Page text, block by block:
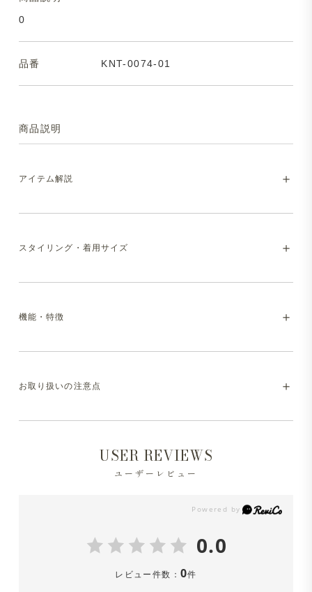
0
品番 KNT-0074-01
商品説明
アイテム解説
シンプルなのに、さりげなく洒落て見える半
スーピマコットンの強撚糸で編まれた生地は程よく光沢感
首元に沿うように設計することで、シンプルながらも洗練
スタイリング・着用サイズ
・着用アイテム:Surf Knit クルーネック 半袖
機能・特徴
をご参照ください）
お取り扱いの注意点
い。漂白剤は絶対に使用しないでください。
USER REVIEWS
ユーザーレビュー
0.0
レビュー件数： 0件